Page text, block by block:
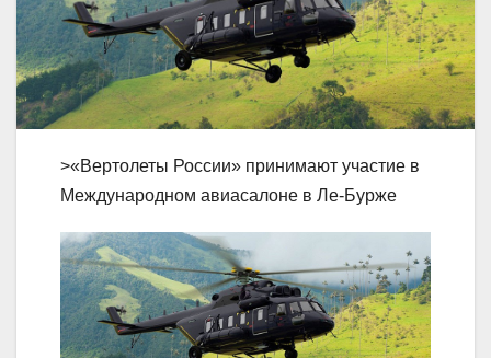
>«Вертолеты России» принимают участие в
Международном авиасалоне в Ле-Бурже